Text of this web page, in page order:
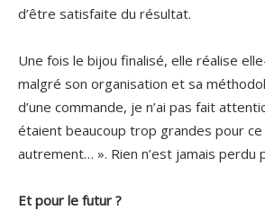
d’être satisfaite du résultat.
Une fois le bijou finalisé, elle réalise
malgré son organisation et sa
d’une commande, je n’ai pas fait
étaient beaucoup trop grandes pour ce
autrement… ». Rien n’est jamais
Et pour le futur ?